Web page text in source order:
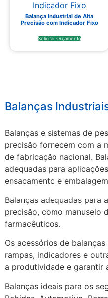
Balança Industrial de Alta
Precisão com Indicador Fixo
Solicitar Orçamento
Balanças
Balanças e sistemas de
precisão fornecem com a
de fabricação nacional.
adequadas para
ensacamento e
Balanças adequadas para
precisão, como manuseio
farmacêuticos.
Os acessórios de
rampas, indicadores e
a produtividade e garantir
Balanças ideais para os